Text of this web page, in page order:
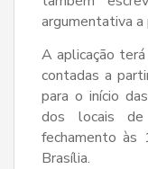
argumentativa
A aplicação
contadas a
para o início
dos locais
fechamento às
Brasília.